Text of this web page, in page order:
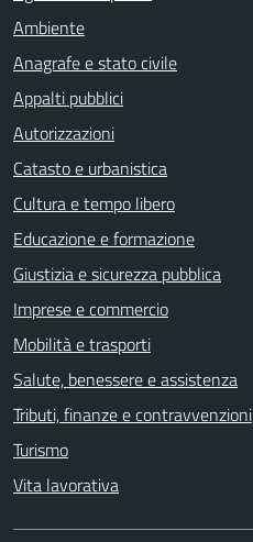
Ambiente
Anagrafe e stato civile
Appalti pubblici
Autorizzazioni
Catasto e urbanistica
Cultura e tempo libero
Educazione e formazione
Giustizia e sicurezza pubblica
Imprese e commercio
Mobilità e trasporti
Salute, benessere e assistenza
Tributi, finanze e contravvenzioni
Turismo
Vita lavorativa